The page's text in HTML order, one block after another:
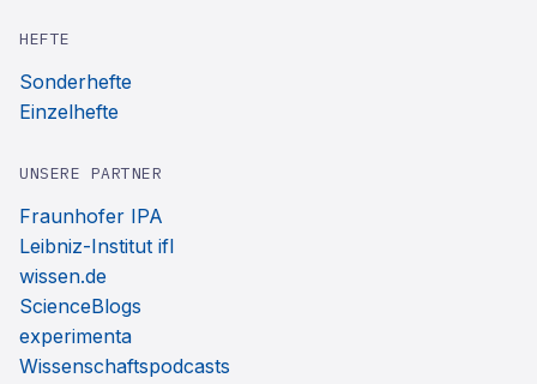
HEFTE
Sonderhefte
Einzelhefte
UNSERE PARTNER
Fraunhofer IPA
Leibniz-Institut ifl
wissen.de
ScienceBlogs
experimenta
Wissenschaftspodcasts